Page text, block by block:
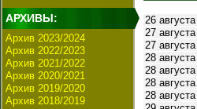
АРХИВЫ:
Архив 2023/2024
Архив 2022/2023
Архив 2021/2022
Архив 2020/2021
Архив 2019/2020
Архив 2018/2019
26 августа
27 августа
27 августа
28 августа
28 августа
28 августа
28 августа